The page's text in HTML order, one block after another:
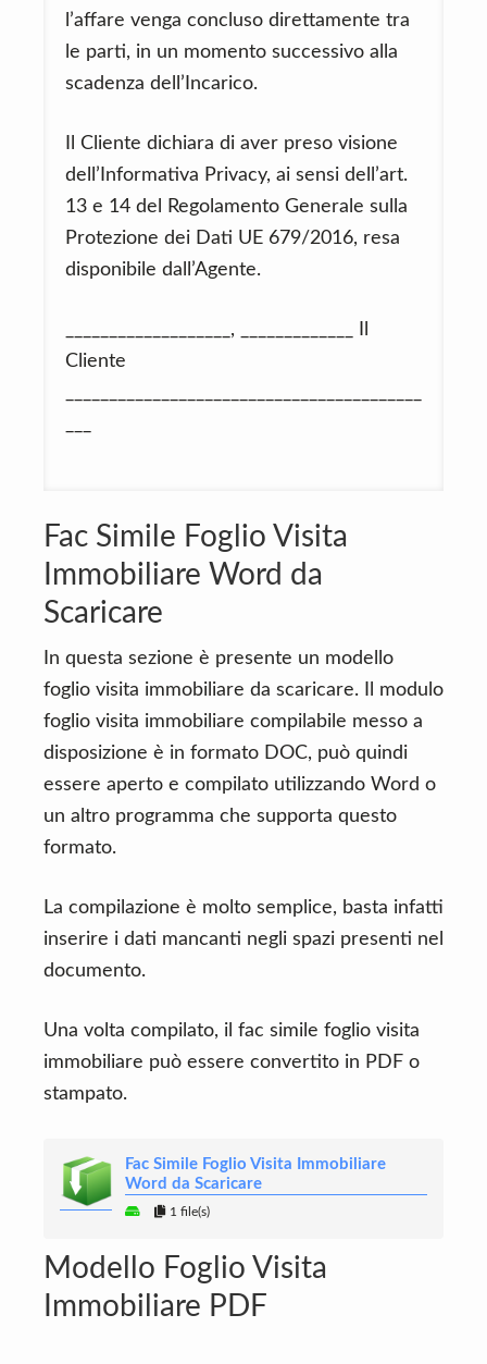
l’affare venga concluso direttamente tra
le parti, in un momento successivo alla
scadenza dell’Incarico.
Il Cliente dichiara di aver preso visione
dell’Informativa Privacy, ai sensi dell’art.
13 e 14 del Regolamento Generale sulla
Protezione dei Dati UE 679/2016, resa
disponibile dall’Agente.
___________________, _____________ Il
Cliente
Fac Simile Foglio Visita
Immobiliare Word da
Scaricare
In questa sezione è presente un modello
foglio visita immobiliare da scaricare. Il modulo
foglio visita immobiliare compilabile messo a
disposizione è in formato DOC, può quindi
essere aperto e compilato utilizzando Word o
un altro programma che supporta questo
formato.
La compilazione è molto semplice, basta infatti
inserire i dati mancanti negli spazi presenti nel
documento.
Una volta compilato, il fac simile foglio visita
immobiliare può essere convertito in PDF o
stampato.
Fac Simile Foglio Visita Immobiliare
Word da Scaricare
1 file(s)
Modello Foglio Visita
Immobiliare PDF